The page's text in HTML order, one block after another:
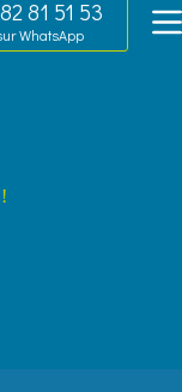
81 51 53
WhatsApp